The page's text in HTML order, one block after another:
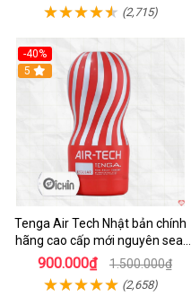
(2,715)
-40%
Hot
5
Tenga Air Tech Nhật bản chính
hãng cao cấp mới nguyên seal
giá tốt
900.000₫ 1.500.000₫
(2,658)